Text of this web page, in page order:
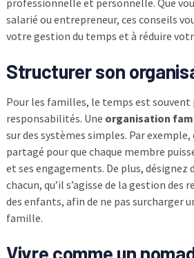
professionnelle et personnelle. Que
salarié ou entrepreneur, ces conseils
votre gestion du temps et à réduire
Structurer son
Pour les familles, le temps est souvent
responsabilités. Une organisation
sur des systèmes simples. Par
partagé pour que chaque membre
et ses engagements. De plus, désignez
chacun, qu’il s’agisse de la gestion des
des enfants, afin de ne pas surcharger
famille.